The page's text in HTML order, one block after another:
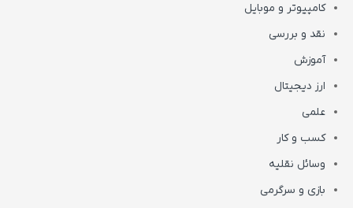
کامپیوتر و موبایل
نقد و بررسی
آموزش
ارز دیجیتال
علمی
کسب و کار
وسائل نقلیه
بازی و سرگرمی